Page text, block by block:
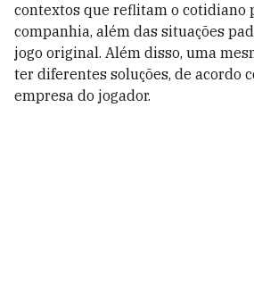
contextos que reflitam o cotidiano
companhia, além das situações
jogo original. Além disso, uma
ter diferentes soluções, de acordo
empresa do jogador.